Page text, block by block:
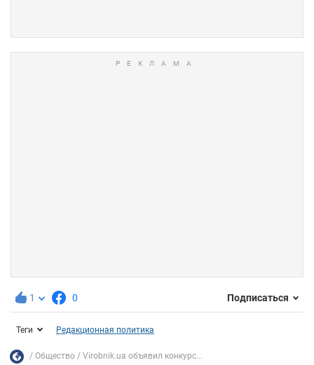
1 0 Подписаться
Теги Редакционная политика
Общество Virobnik.ua объявил конкурс...